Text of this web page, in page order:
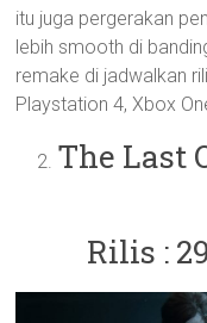
itu juga pergerakan
lebih smooth di
remake di jadwalkan
Playstation 4, Xbox
The Last
Rilis : 29